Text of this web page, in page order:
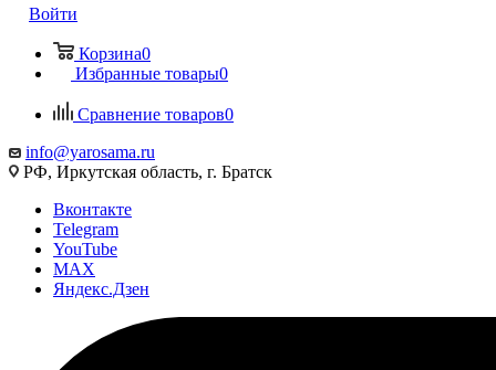
Войти
Корзина0
Избранные товары0
Сравнение товаров0
info@yarosama.ru
РФ, Иркутская область, г. Братск
Вконтакте
Telegram
YouTube
MAX
Яндекс.Дзен